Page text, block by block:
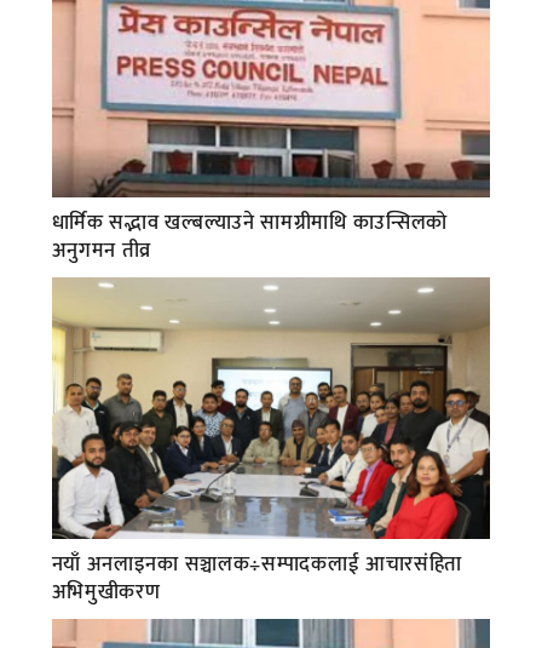
धार्मिक सद्भाव खल्बल्याउने सामग्रीमाथि काउन्सिलको
अनुगमन तीव्र
नयाँ अनलाइनका सञ्चालक÷सम्पादकलाई आचारसंहिता
अभिमुखीकरण